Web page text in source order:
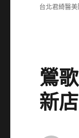
台北君綺醫
鶯
新